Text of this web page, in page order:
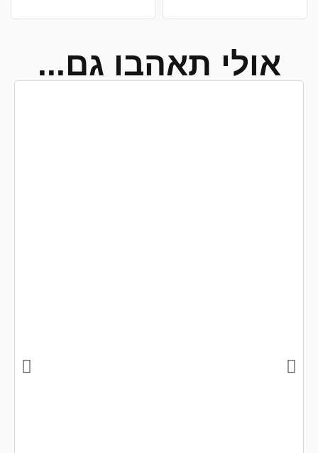
אולי תאהבו גם...